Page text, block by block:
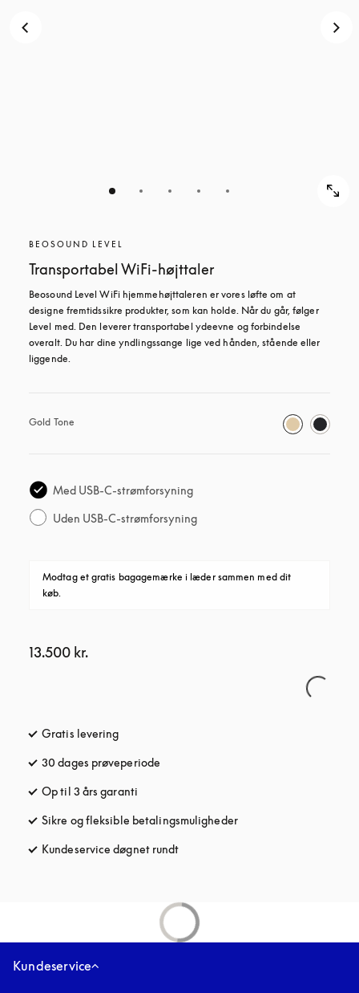
BEOSOUND LEVEL
Transportabel WiFi-højttaler
Beosound Level WiFi hjemmehøjttaleren er vores løfte om at
designe fremtidssikre produkter, som kan holde. Når du går, følger
Level med. Den leverer transportabel ydeevne og forbindelse
overalt. Du har dine yndlingssange lige ved hånden, stående eller
liggende.
Gold Tone
Med USB-C-strømforsyning
Uden USB-C-strømforsyning
Modtag et gratis bagagemærke i læder sammen med dit
køb.
13.500 kr.
Gratis levering
30 dages prøveperiode
Op til 3 års garanti
Sikre og fleksible betalingsmulighederåbnes under en ny fane
Kundeservice døgnet rundt
Kundeservice